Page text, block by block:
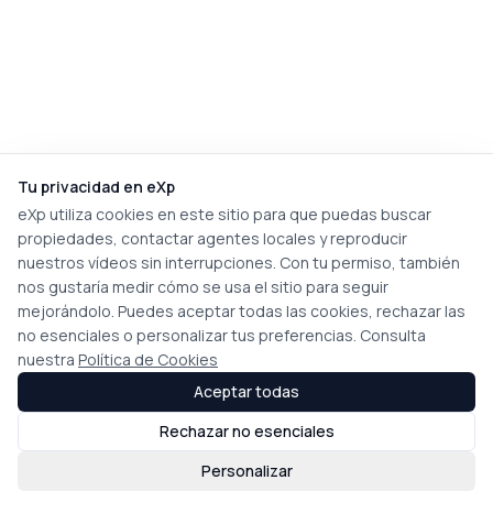
Tu privacidad en eXp
eXp utiliza cookies en este sitio para que puedas buscar
propiedades, contactar agentes locales y reproducir
nuestros vídeos sin interrupciones. Con tu permiso, también
nos gustaría medir cómo se usa el sitio para seguir
mejorándolo. Puedes aceptar todas las cookies, rechazar las
no esenciales o personalizar tus preferencias. Consulta
nuestra Política de Cookies
Personalizar
Rechazar no esenciales
Aceptar todas